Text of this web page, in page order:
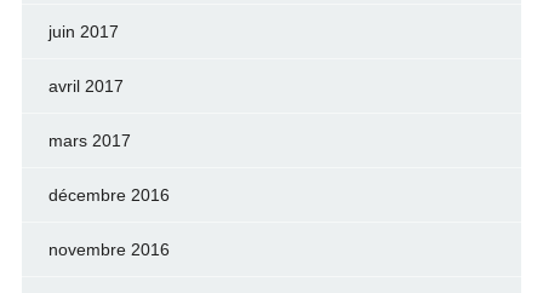
juin 2017
avril 2017
mars 2017
décembre 2016
novembre 2016